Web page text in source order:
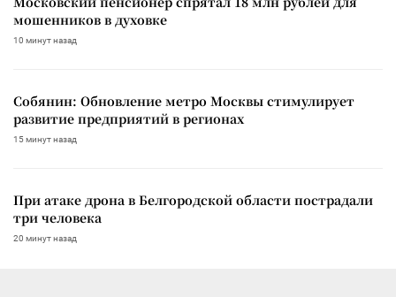
мошенников в духовке
10 минут назад
Собянин: Обновление метро Москвы стимулирует
развитие предприятий в регионах
15 минут назад
При атаке дрона в Белгородской области пострадали
три человека
20 минут назад